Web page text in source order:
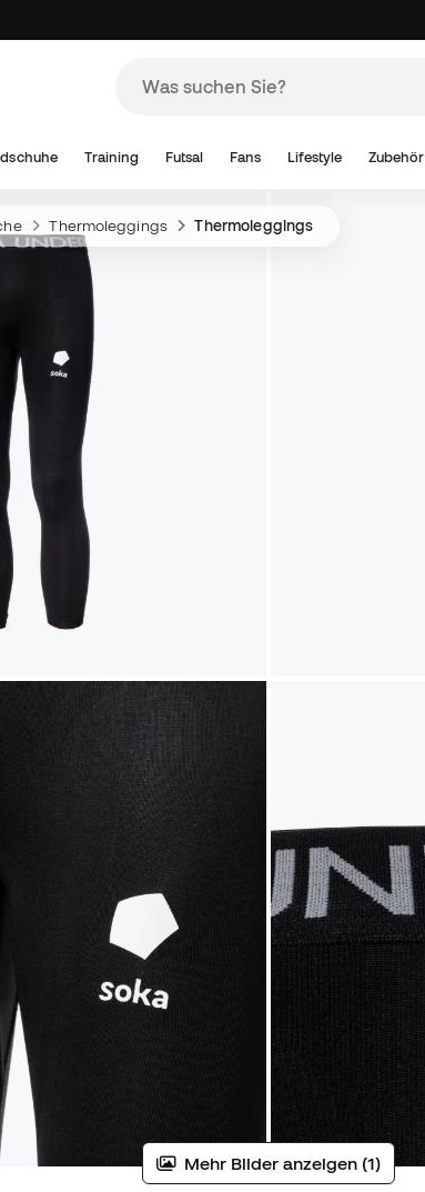
Training Futsal Fans Lifestyle Zubehör
Thermoleggings Thermoleggings
Mehr Bilder anzeigen (1)